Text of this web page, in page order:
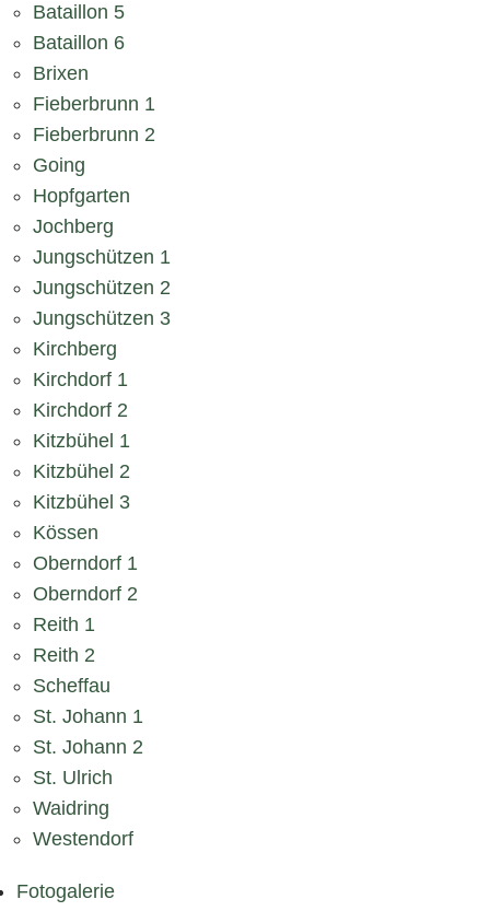
Bataillon 5
Bataillon 6
Brixen
Fieberbrunn 1
Fieberbrunn 2
Going
Hopfgarten
Jochberg
Jungschützen 1
Jungschützen 2
Jungschützen 3
Kirchberg
Kirchdorf 1
Kirchdorf 2
Kitzbühel 1
Kitzbühel 2
Kitzbühel 3
Kössen
Oberndorf 1
Oberndorf 2
Reith 1
Reith 2
Scheffau
St. Johann 1
St. Johann 2
St. Ulrich
Waidring
Westendorf
Fotogalerie